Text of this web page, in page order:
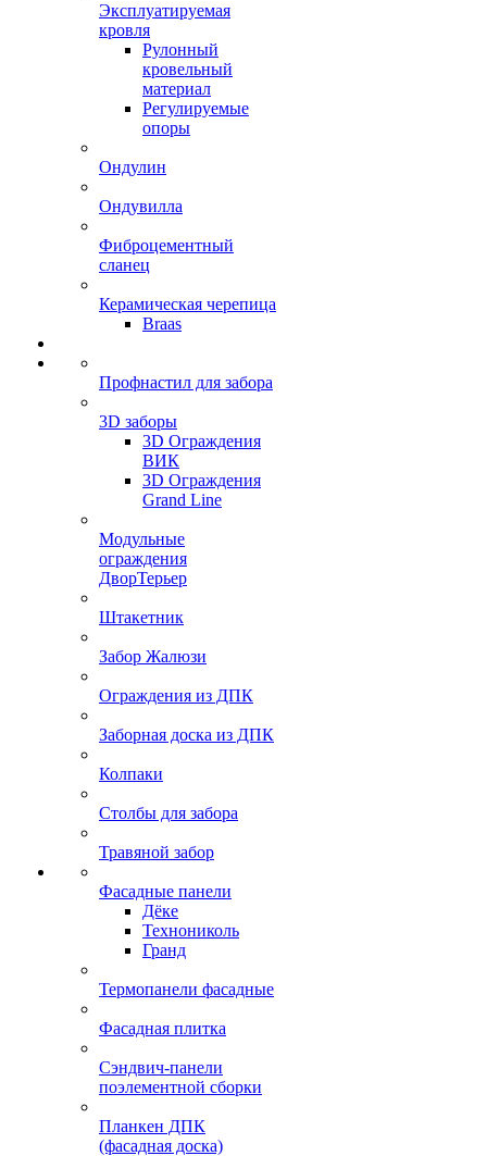
Эксплуатируемая
кровля
Рулонный
кровельный
материал
Регулируемые
опоры
Ондулин
Ондувилла
Фиброцементный
сланец
Керамическая черепица
Braas
Профнастил для забора
3D заборы
3D Ограждения
ВИК
3D Ограждения
Grand Line
Модульные
ограждения
ДворТерьер
Штакетник
Забор Жалюзи
Ограждения из ДПК
Заборная доска из ДПК
Колпаки
Столбы для забора
Травяной забор
Фасадные панели
Дёке
Технониколь
Гранд
Термопанели фасадные
Фасадная плитка
Сэндвич-панели
поэлементной сборки
Планкен ДПК
(фасадная доска)